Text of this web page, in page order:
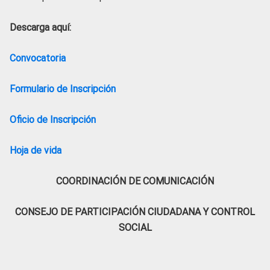
Descarga aquí:
Convocatoria
Formulario de Inscripción
Oficio de Inscripción
Hoja de vida
COORDINACIÓN DE COMUNICACIÓN
CONSEJO DE PARTICIPACIÓN CIUDADANA Y CONTROL
SOCIAL